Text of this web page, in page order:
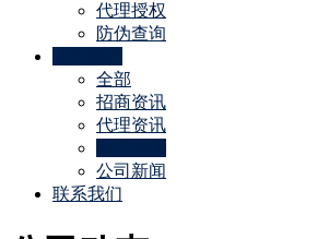
代理授权
防伪查询
全部
招商资讯
代理资讯
公司新闻
联系我们